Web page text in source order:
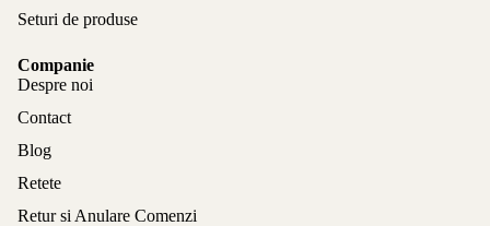
Seturi de produse
Companie
Despre noi
Contact
Blog
Retete
Retur si Anulare Comenzi